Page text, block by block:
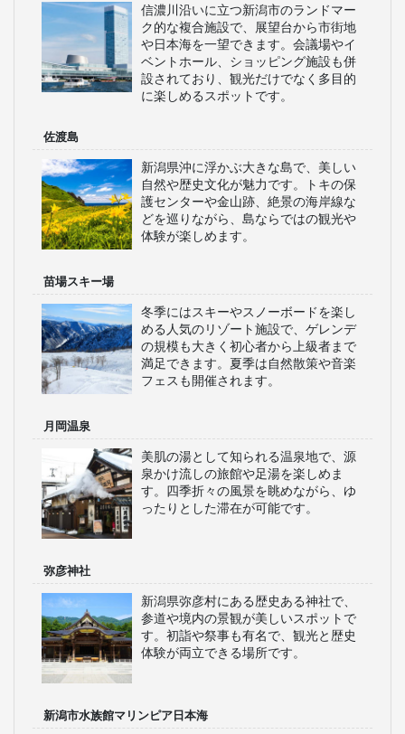
信濃川沿いに立つ新潟市のランドマー
ク的な複合施設で、展望台から市街地
や日本海を一望できます。会議場やイ
ベントホール、ショッピング施設も併
設されており、観光だけでなく多目的
に楽しめるスポットです。
佐渡島
新潟県沖に浮かぶ大きな島で、美しい
自然や歴史文化が魅力です。トキの保
護センターや金山跡、絶景の海岸線な
どを巡りながら、島ならではの観光や
体験が楽しめます。
苗場スキー場
冬季にはスキーやスノーボードを楽し
める人気のリゾート施設で、ゲレンデ
の規模も大きく初心者から上級者まで
満足できます。夏季は自然散策や音楽
フェスも開催されます。
月岡温泉
美肌の湯として知られる温泉地で、源
泉かけ流しの旅館や足湯を楽しめま
す。四季折々の風景を眺めながら、ゆ
ったりとした滞在が可能です。
弥彦神社
新潟県弥彦村にある歴史ある神社で、
参道や境内の景観が美しいスポットで
す。初詣や祭事も有名で、観光と歴史
体験が両立できる場所です。
新潟市水族館マリンピア日本海